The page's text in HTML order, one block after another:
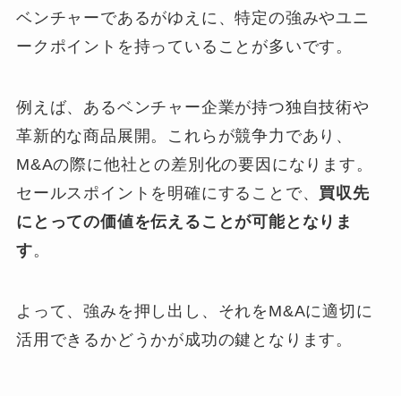
ベンチャーであるがゆえに、特定の強みやユニ
ークポイントを持っていることが多いです。
例えば、あるベンチャー企業が持つ独自技術や
革新的な商品展開。これらが競争力であり、
M&Aの際に他社との差別化の要因になります。
セールスポイントを明確にすることで、 買収先
にとっての価値を伝えることが可能となりま
す。
よって、強みを押し出し、それをM&Aに適切に
活用できるかどうかが成功の鍵となります。